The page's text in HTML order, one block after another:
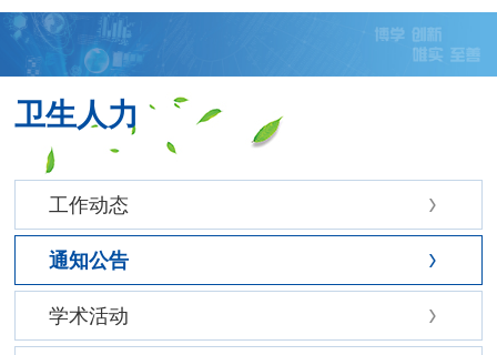
卫生人力
工作动态
通知公告
学术活动